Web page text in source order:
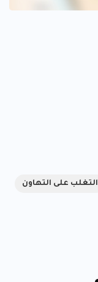
التغلب على التهاون